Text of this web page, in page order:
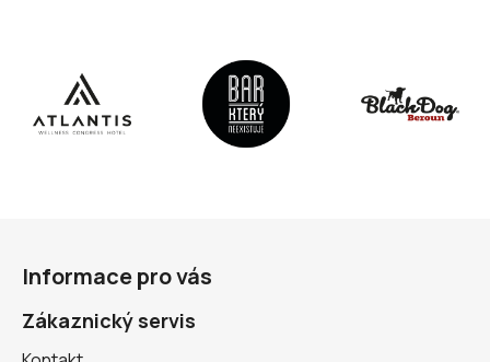
Informace pro vás
Zákaznický servis